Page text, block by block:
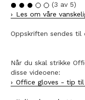
(3 av 5)
Les om våre
Oppskriften sendes
Når du skal strikke
disse videoene:
Office gloves - tip til